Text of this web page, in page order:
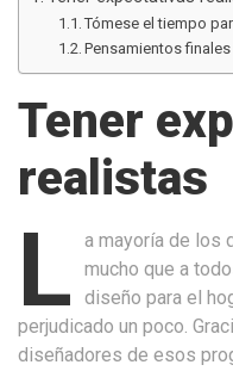
Tómese el tiempo
Pensamientos finales
Tener
realistas
L
a mayoría de los
mucho que a
diseño para el
perjudicado un poco.
diseñadores de esos